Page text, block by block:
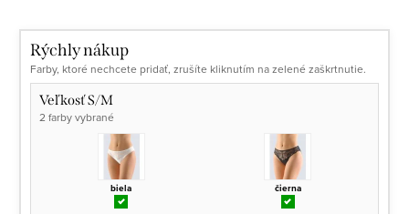
Rýchly nákup
Farby, ktoré nechcete pridať, zrušíte kliknutím na zelené zaškrtnutie.
Veľkosť S/M
2 farby vybrané
biela čierna